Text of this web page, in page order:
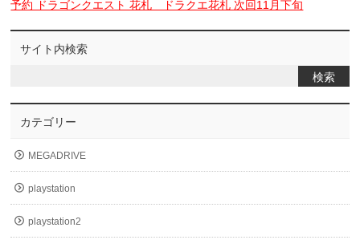
予約 ドラゴンクエスト 花札 ドラクエ花札 次回11月下旬
サイト内検索
カテゴリー
MEGADRIVE
playstation
playstation2